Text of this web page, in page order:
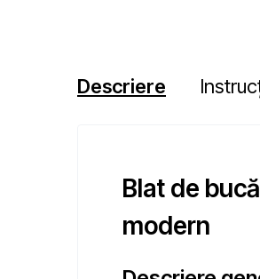
Descriere
Blat de
modern